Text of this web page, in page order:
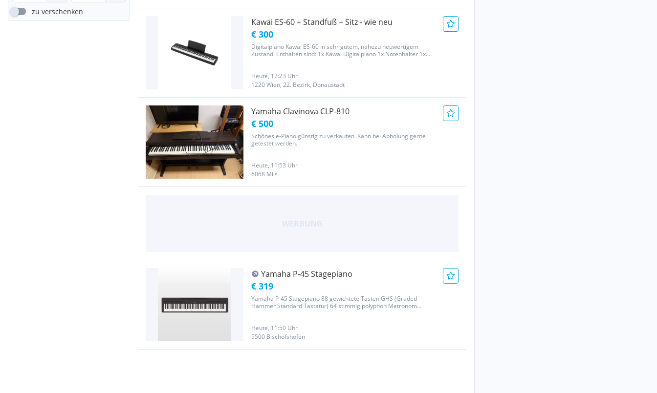
zu verschenken
Kawai ES-60 + Standfuß + Sitz - wie neu
€ 300
Digitalpiano Kawai ES-60 in sehr gutem, nahezu neuwertigem
Zustand. Enthalten sind: 1x Kawai Digitalpiano 1x Notenhalter 1x
Heute, 12:23 Uhr
1220 Wien, 22. Bezirk, Donaustadt
Yamaha Clavinova CLP-810
€ 500
Schönes e-Piano günstig zu verkaufen. Kann bei Abholung gerne
getestet werden.
Heute, 11:53 Uhr
6068 Mils
Yamaha P-45 Stagepiano
€ 319
Yamaha P-45 Stagepiano 88 gewichtete Tasten GHS (Graded
Hammer Standard Tastatur) 64 stimmig polyphon Metronom
ausführlich zu...
Heute, 11:50 Uhr
5500 Bischofshofen